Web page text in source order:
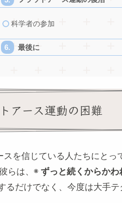
科学者の参加
最後に
アース運動の困難
スを信じている人たちにと
らは、◉ ずっと続くからかわ
るだけでなく、今度は大手